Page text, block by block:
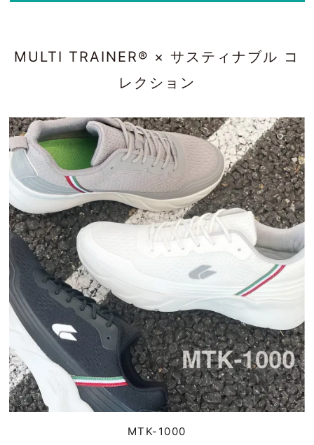
MULTI TRAINER® × サスティナブル コ
レクション
MTK-1000